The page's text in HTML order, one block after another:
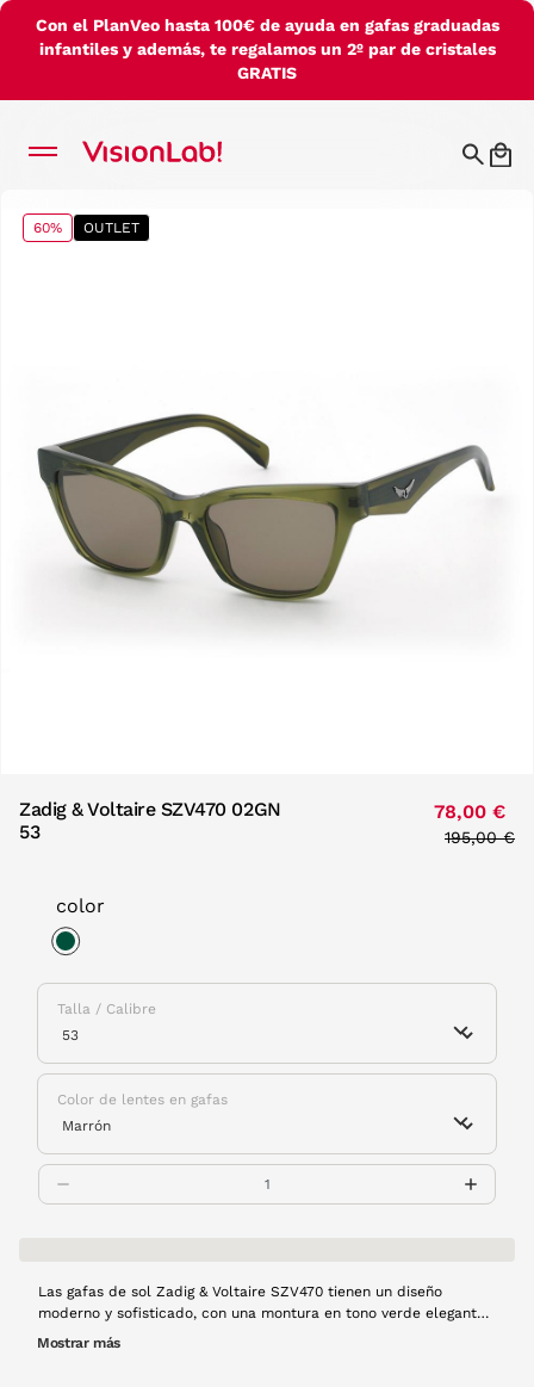
Con el PlanVeo hasta 100€ de ayuda en gafas graduadas
infantiles y además, te regalamos un 2º par de cristales
GRATIS
60% OUTLET
Zadig & Voltaire SZV470 02GN
53
78,00 €
Price
195,00 €
color
Talla / Calibre
Color de lentes en gafas
Las gafas de sol Zadig & Voltaire SZV470 tienen un diseño
moderno y sofisticado, con una montura en tono verde elegante
que aporta frescura y carácter. Su forma estilizada combina
Mostrar más